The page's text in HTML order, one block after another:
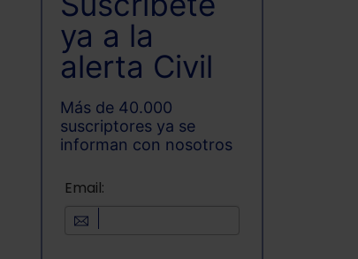
ya a la
alerta Civil
Más de 40.000
suscriptores ya se
informan con nosotros
Email: